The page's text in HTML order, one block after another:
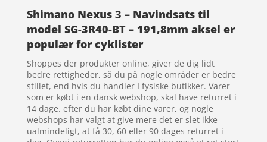
Shimano Nexus 3 – Navindsats til
model SG-3R40-BT – 191,8mm aksel er
populær for cyklister
Shoppes der produkter online, giver de dig lidt
bedre rettigheder, så du på nogle områder er bedre
stillet, end hvis du handler I fysiske butikker. Varer
som er købt i en dansk webshop, skal have returret i
14 dage. efter du har købt dine varer, og nogle
webshops har valgt at give mere det er slet ikke
ualmindeligt, at få 30, 60 eller 90 dages returret i